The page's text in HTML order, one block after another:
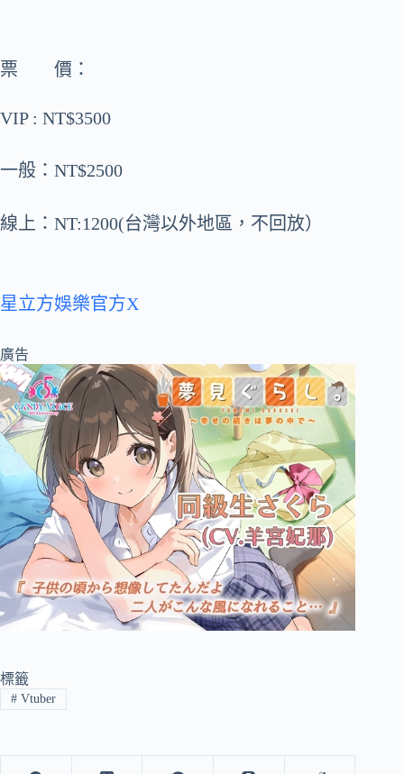
票 價：
VIP : NT$3500
一般：NT$2500
線上：NT:1200(台灣以外地區，不回放）
星立方娛樂官方X
廣告
標籤
#Vtuber